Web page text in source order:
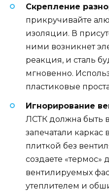
Скрепление
прикручивайте
изоляции. В
ними возникнет
реакция, и сталь
мгновенно.
пластиковые
Игнорирование
ЛСТК должна быть
запечатали каркас
плиткой без
создаете «термос»
вентилируемых
утеплителем и